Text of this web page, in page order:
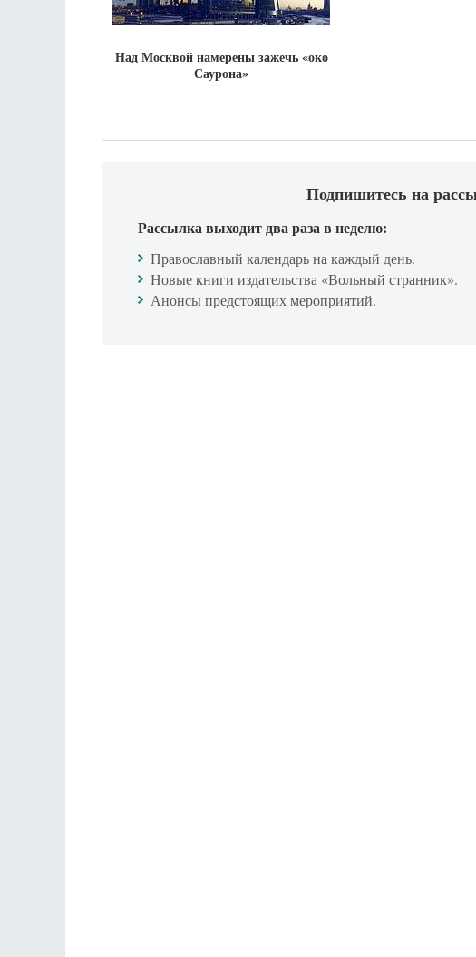
Над Москвой намерены зажечь «око
Саурона»
Подпишитесь на
Рассылка выходит два раза в неделю:
Православный календарь на каждый день.
Новые книги издательства «Вольный странник».
Анонсы предстоящих мероприятий.